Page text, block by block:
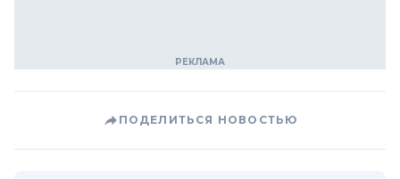
ПОДЕЛИТЬСЯ НОВОСТЬЮ